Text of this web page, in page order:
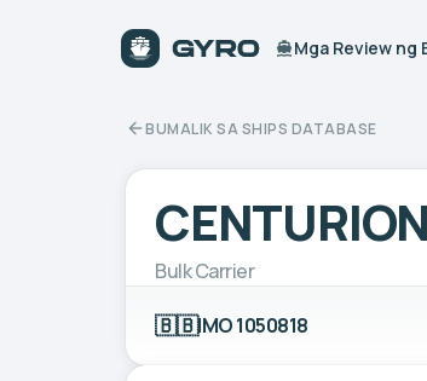
Mga Review ng
BUMALIK SA SHIPS DATABASE
Bulk Carrier
🇧🇧IMO 1050818